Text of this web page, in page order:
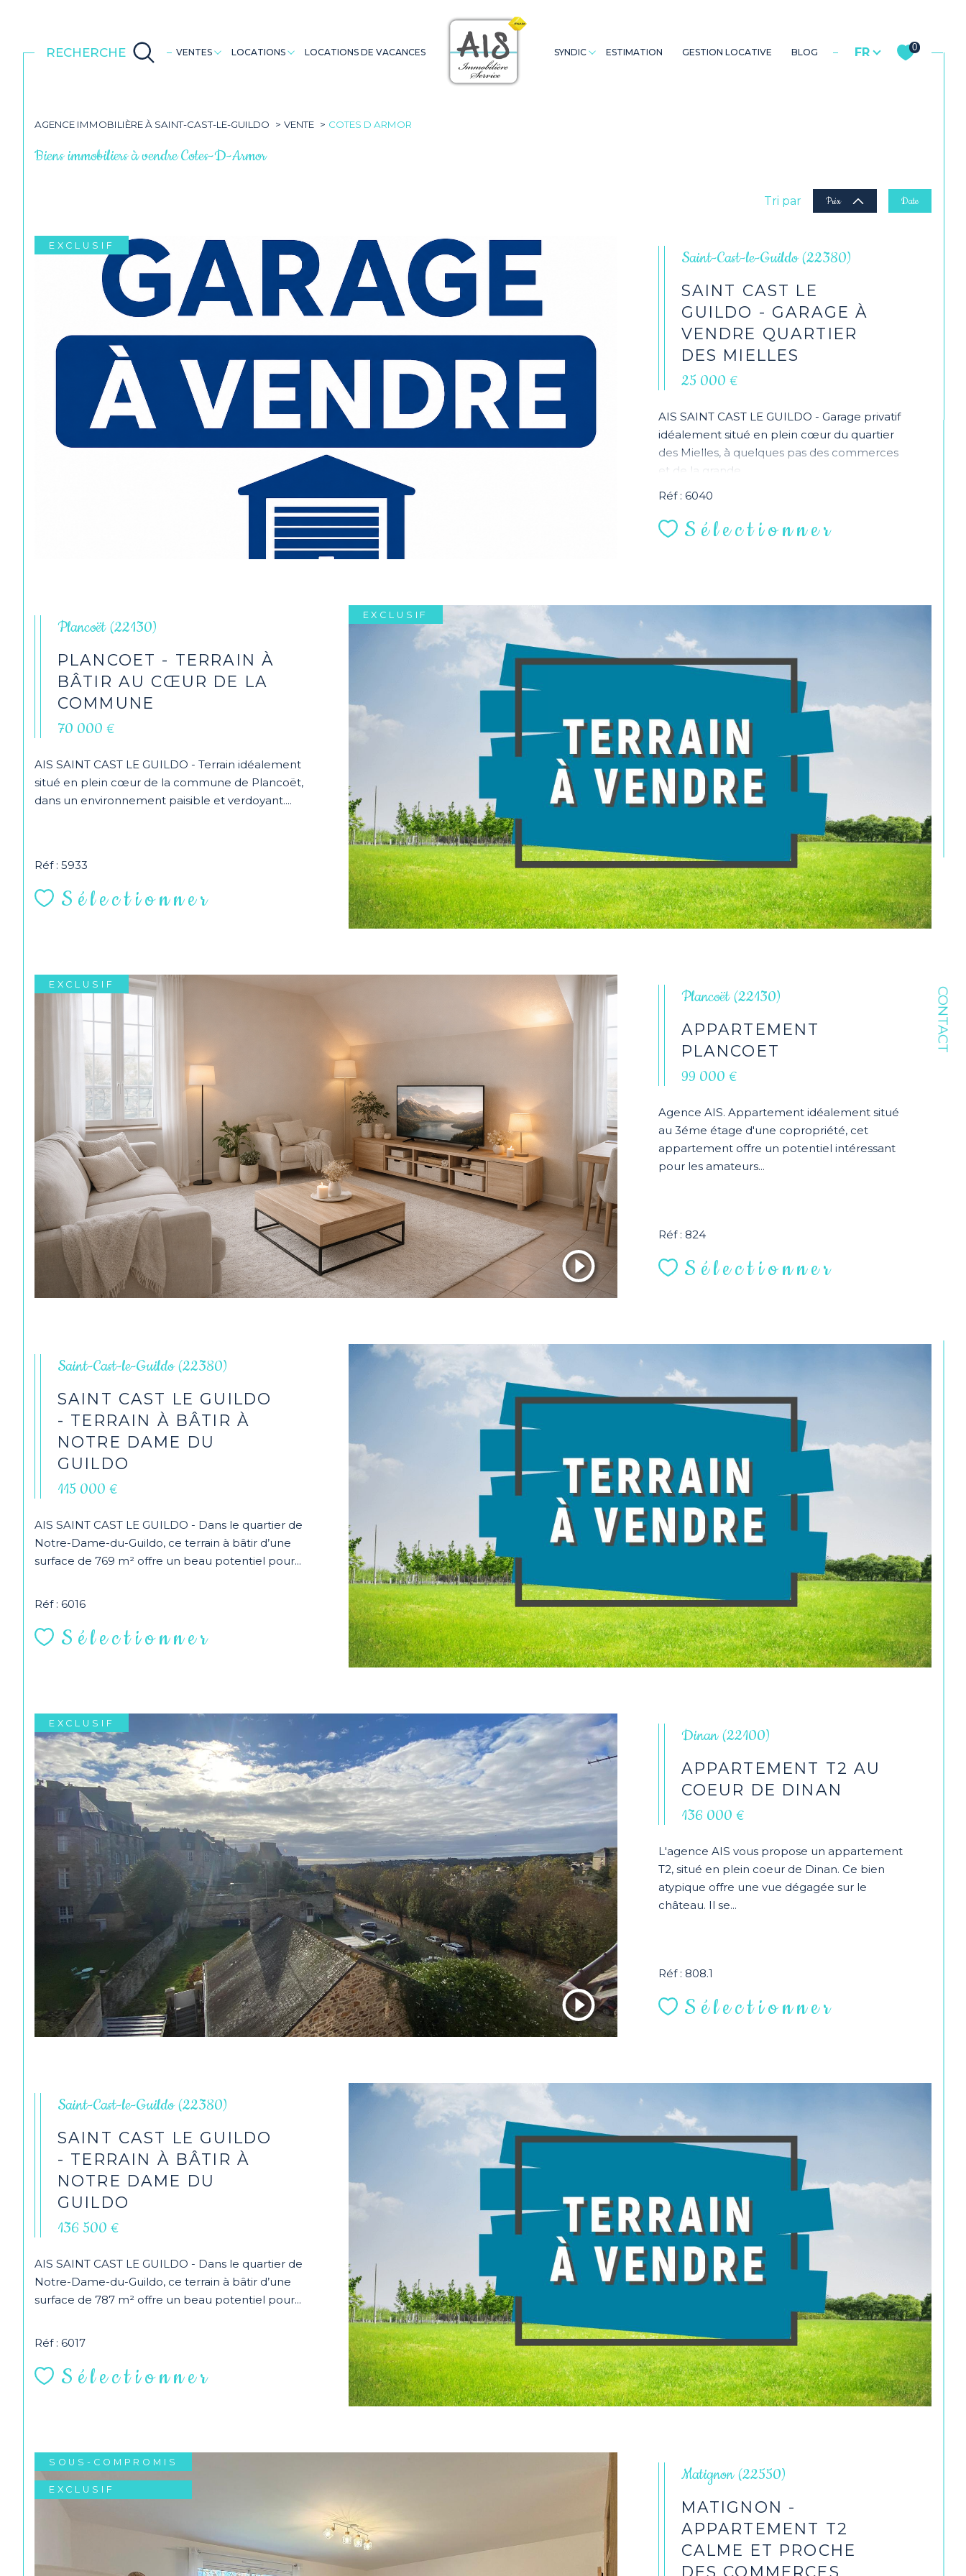
VENTES LOCATIONS LOCATIONS DE VACANCES SYNDIC ESTIMATION GESTION LOCATIVE BLOG
RECHERCHE Langue
FR 0
CONTACT
AGENCE IMMOBILIÈRE À SAINT-CAST-LE-GUILDO VENTE COTES D ARMOR
Biens immobiliers à vendre Cotes-D-Armor
Tri par Prix Date
EXCLUSIF
Saint-Cast-le-Guildo (22380)
SAINT CAST LE
GUILDO - GARAGE À
VENDRE QUARTIER
DES MIELLES
25 000 €
AIS SAINT CAST LE GUILDO - Garage privatif
idéalement situé en plein cœur du quartier
des Mielles, à quelques pas des commerces
et de la grande...
Réf : 6040
Sélectionner
EXCLUSIF
Plancoët (22130)
PLANCOET - TERRAIN À
BÂTIR AU CŒUR DE LA
COMMUNE
70 000 €
AIS SAINT CAST LE GUILDO - Terrain idéalement
situé en plein cœur de la commune de Plancoët,
dans un environnement paisible et verdoyant....
Réf : 5933
Sélectionner
EXCLUSIF
Plancoët (22130)
APPARTEMENT
PLANCOET
99 000 €
Agence AIS. Appartement idéalement situé
au 3éme étage d'une copropriété, cet
appartement offre un potentiel intéressant
pour les amateurs...
Réf : 824
Sélectionner
Saint-Cast-le-Guildo (22380)
SAINT CAST LE GUILDO
- TERRAIN À BÂTIR À
NOTRE DAME DU
GUILDO
115 000 €
AIS SAINT CAST LE GUILDO - Dans le quartier de
Notre-Dame-du-Guildo, ce terrain à bâtir d’une
surface de 769 m² offre un beau potentiel pour...
Réf : 6016
Sélectionner
EXCLUSIF
Dinan (22100)
APPARTEMENT T2 AU
COEUR DE DINAN
136 000 €
L'agence AIS vous propose un appartement
T2, situé en plein coeur de Dinan. Ce bien
atypique offre une vue dégagée sur le
château. Il se...
Réf : 808.1
Sélectionner
Saint-Cast-le-Guildo (22380)
SAINT CAST LE GUILDO
- TERRAIN À BÂTIR À
NOTRE DAME DU
GUILDO
136 500 €
AIS SAINT CAST LE GUILDO - Dans le quartier de
Notre-Dame-du-Guildo, ce terrain à bâtir d’une
surface de 787 m² offre un beau potentiel pour...
Réf : 6017
Sélectionner
SOUS-COMPROMIS
EXCLUSIF
Matignon (22550)
MATIGNON -
APPARTEMENT T2
CALME ET PROCHE
DES COMMERCES